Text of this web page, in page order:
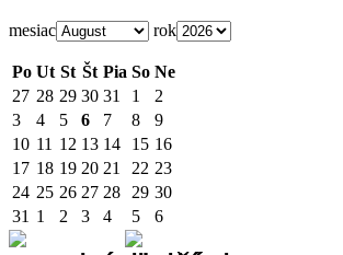
mesiac rok
Po Ut St Št Pia So Ne
27 28 29 30 31 1
2
3
4 5 6 7 8
9
10 11 12 13 14 15 16
17 18 19 20 21 22 23
24 25 26 27 28 29 30
31 1 2 3 4 5 6